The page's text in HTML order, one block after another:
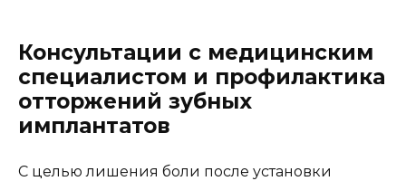
Консультации с медицинским
специалистом и профилактика
отторжений зубных
имплантатов
С целью лишения боли после установки